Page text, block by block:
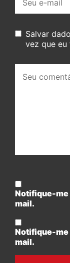
mail:
Salvar
vez que eu
comentário:
Notifique-me
mail.
Notifique-me
mail.